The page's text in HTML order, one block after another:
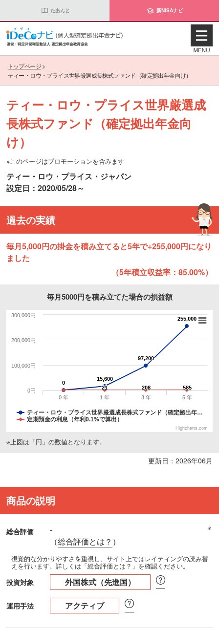
たあんと 新NISAナビ
トップページ>
ティー・ロウ・プライス世界厳選成長株式ファンド（確定拠出年金向け）
ティー・ロウ・プライス世界厳選成
長株式ファンド（確定拠出年金向
け）
※このページはプロモーションを含みます
ティー・ロウ・プライス・ジャパン
設定日：2020/05/28～
過去の実績
毎月5,000円の掛金を積み立てると5年で+255,000円になり
ました
（5年積立収益率：85.00%）
毎月5000円を積み立てた場合の損益額
0
0
15,600
15,600
97,200
97,200
255,000
255,000
21
21 208
208 585
585
ティー・ロウ・プライス世界厳選成長株式ファンド（確定拠出年…
定期預金の利息（年利0.1%で算出）
0 年 1 年 3 年 5 年
0円
100,000円
200,000円
300,000円
Highcharts.com
※上図は「円」の数値となります。
更新日：2026年06月
商品の説明
総合評価
-
（総合評価とは？ ）
※
視覚的な分かりやすさを重視し、サイト上ではレイティングの読み替
えを行います。詳しくは「総合評価とは？」を確認ください。
投資対象 外国株式（先進国）
運用手法 アクティブ